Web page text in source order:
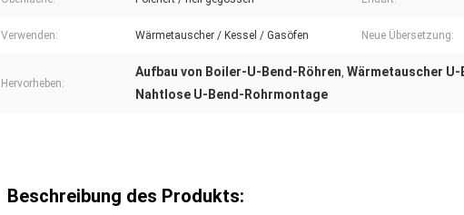
Verwenden: Wärmetauscher / Kessel / Gasöfen Neue Übersetzung:
Hervorheben:
Aufbau von Boiler-U-Bend-Röhren, Wärmetauscher
Nahtlose U-Bend-Rohrmontage
Beschreibung des Produkts: